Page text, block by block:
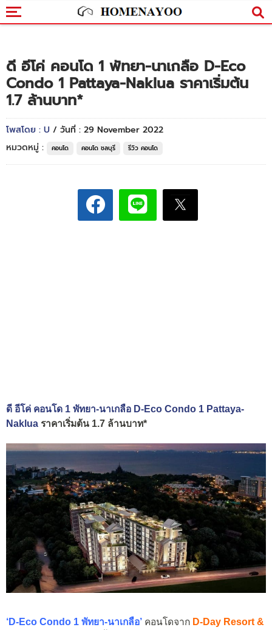
ดี อีโค่ คอนโด 1 พัทยา-นาเกลือ D-Eco
Condo 1 Pattaya-Naklua ราคาเริ่มต้น
1.7 ล้านบาท*
โพสโดย : U / วันที่ : 29 November 2022
หมวดหมู่ :
คอนโด คอนโด ชลบุรี รีวิว คอนโด
ดี อีโค่ คอนโด 1 พัทยา-นาเกลือ D-Eco Condo 1 Pattaya-
Naklua ราคาเริ่มต้น 1.7 ล้านบาท*
‘D-Eco Condo 1 พัทยา-นาเกลือ’ คอนโดจาก D-Day Resort &